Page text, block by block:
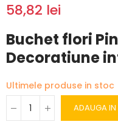
58,82 lei
Buchet flori
Decoratiune
Ultimele produse in stoc
ADAUGA